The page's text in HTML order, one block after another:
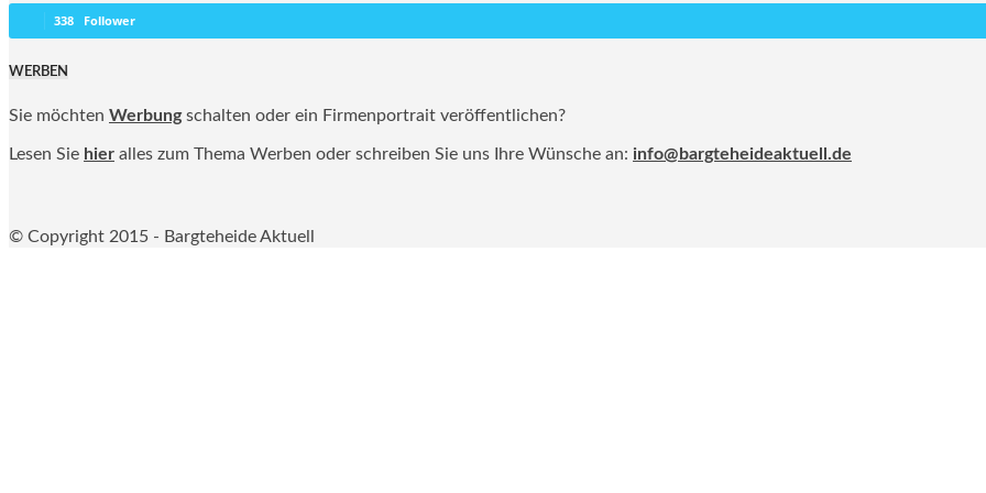
338 Follower
WERBEN
Sie möchten Werbung schalten oder ein Firmenportrait veröffentlichen?
Lesen Sie hier alles zum Thema Werben oder schreiben Sie uns Ihre Wünsche an: info@bargteheideaktuell.de
© Copyright 2015 - Bargteheide Aktuell